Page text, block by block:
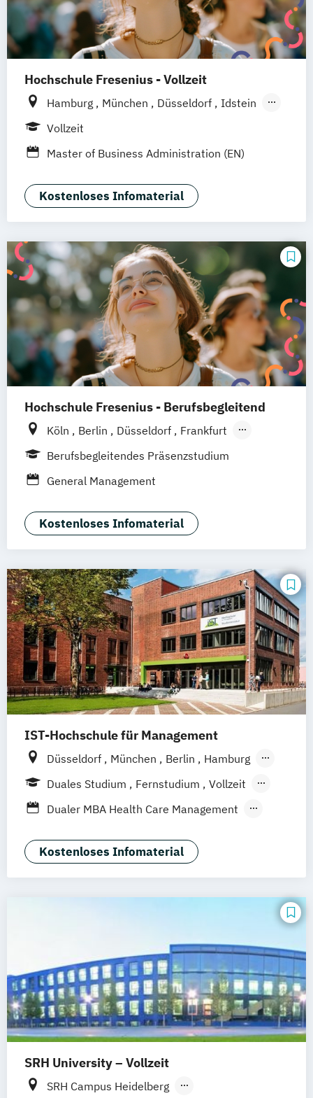
Hochschule Fresenius - Vollzeit
Hamburg München Düsseldorf
Idstein
Berlin
Braunschweig Erfurt
Vollzeit
Master of Business Administration (EN)
Kostenloses Infomaterial
Hochschule Fresenius - Berufsbegleitend
Köln Berlin Düsseldorf
Frankfurt
Hamburg
Idstein München
Wiesbaden
Hannover Dortmund
Braunschweig
Berufsbegleitendes Präsenzstudium
General Management
Kostenloses Infomaterial
IST-Hochschule für Management
Düsseldorf München Berlin
Hamburg
Weil am Rhein
Frankfurt am Main
Essen
Duales Studium Fernstudium
Vollzeit
Berufsbegleitendes Präsenzstudium
Dualer MBA Health Care Management
Master of Business Administration (MBA)
Kostenloses Infomaterial
SRH University – Vollzeit
SRH Campus Heidelberg